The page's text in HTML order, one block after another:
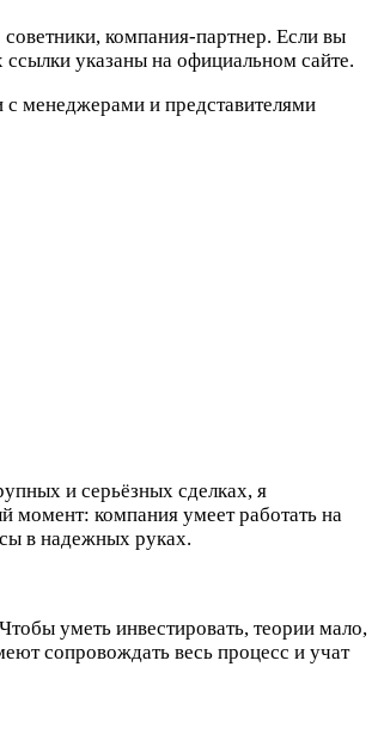
компания-партнер. Если вы
указаны на официальном сайте.
с менеджерами и представителями
и серьёзных сделках, я
момент: компания умеет работать на
в надежных руках.
уметь инвестировать, теории мало,
сопровождать весь процесс и учат